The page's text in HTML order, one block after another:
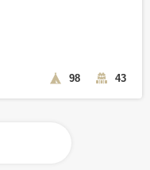
98 43